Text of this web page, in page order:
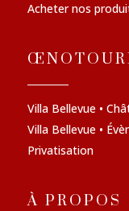
Acheter nos
Villa Bellevue •
Villa Bellevue •
Privatisation
À PROPOS